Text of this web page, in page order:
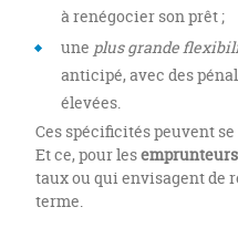
à renégocier son prêt ;
une plus grande
anticipé, avec des
élevées.
Ces spécificités peuvent
Et ce, pour lesemprunteurs
taux ou qui envisagent de
terme.